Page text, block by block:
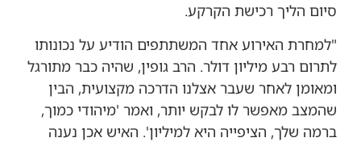
סיום הליך רכישת הקרקע.
"למחרת האירוע אחד המשתתפים הודיע על נכונותו
לתרום רבע מיליון דולר. הרב גופין, שהיה כבר מתורגל
ומאומן לאחר שעבר אצלנו הדרכה מקצועית, הבין
שהמצב מאפשר לו לבקש יותר, ואמר 'מיהודי כמוך,
ברמה שלך, הציפייה היא למיליון'. האיש אכן נענה